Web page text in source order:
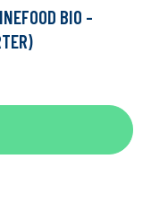
BIO -